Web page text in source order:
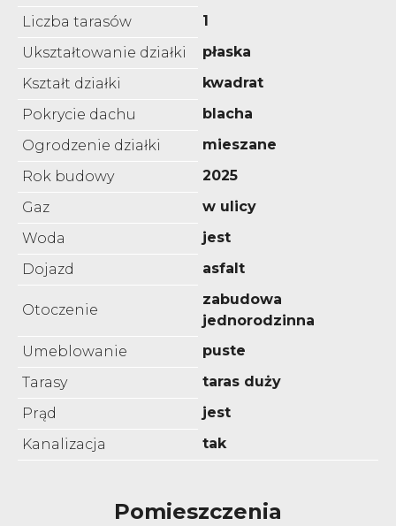
Liczba tarasów
1
Ukształtowanie działki
płaska
Kształt działki
kwadrat
Pokrycie dachu
blacha
Ogrodzenie działki
mieszane
Rok budowy
2025
Gaz
w ulicy
Woda
jest
Dojazd
asfalt
Otoczenie
zabudowa
jednorodzinna
Umeblowanie
puste
Tarasy
taras duży
Prąd
jest
Kanalizacja
tak
Pomieszczenia